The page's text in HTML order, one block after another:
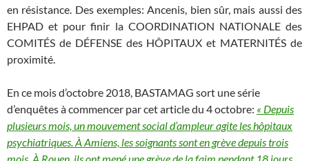
en résistance. Des exemples: Ancenis, bien sûr, mais aussi des
EHPAD et pour finir la COORDINATION NATIONALE des
COMITÉS de DÉFENSE des HÔPITAUX et MATERNITÉS de
proximité.
En ce mois d’octobre 2018, BASTAMAG sort une série
d’enquêtes à commencer par cet article du 4 octobre: « Depuis
plusieurs mois, un mouvement social d’ampleur agite les hôpitaux
psychiatriques. À Amiens, les soignants sont en grève depuis trois